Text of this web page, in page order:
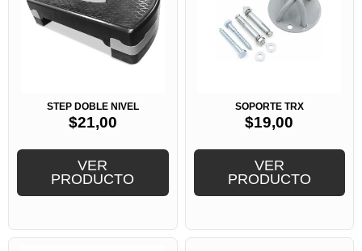
STEP DOBLE NIVEL
$21,00
VER
PRODUCTO
SOPORTE TRX
$19,00
VER
PRODUCTO